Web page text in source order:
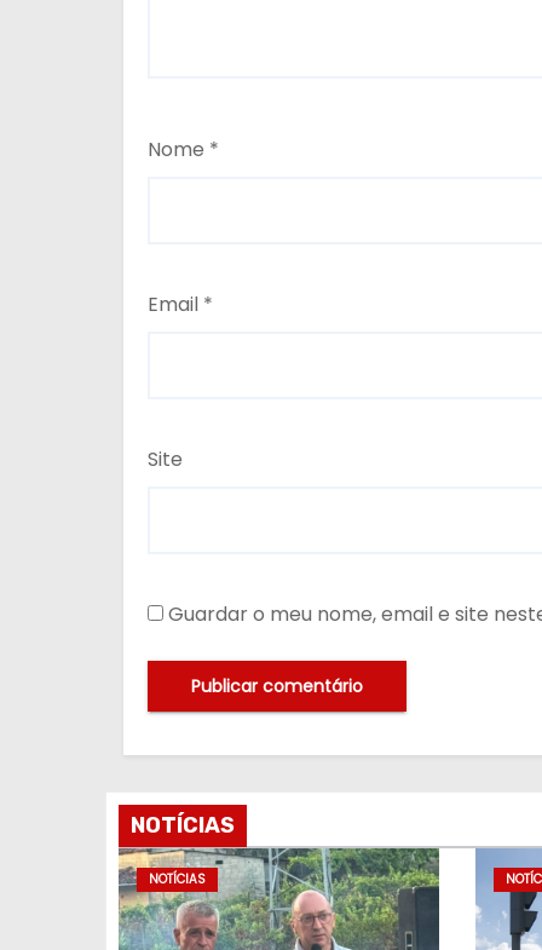
Nome *
Email *
Site
Guardar o meu nome, email e site
NOTÍCIAS
NOTÍCIAS